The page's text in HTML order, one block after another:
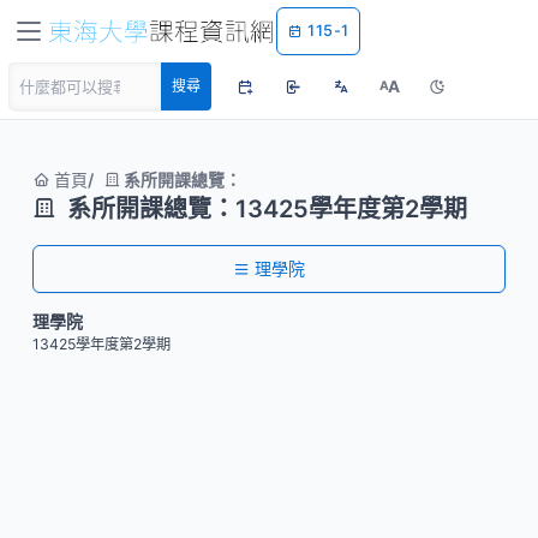
115-1
搜尋 AA
首頁 系所開課總覽：
系所開課總覽：13425學年度第2學期
理學院
理學院
13425學年度第2學期